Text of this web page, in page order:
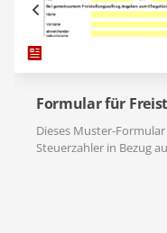
Formular für
Dieses Muster-
Steuerzahler in Bezug